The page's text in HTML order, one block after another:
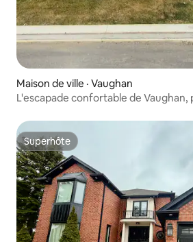
Maison de ville · Vaughan
L'escapade confortable de Vaughan,
Superhôte
Superhôte